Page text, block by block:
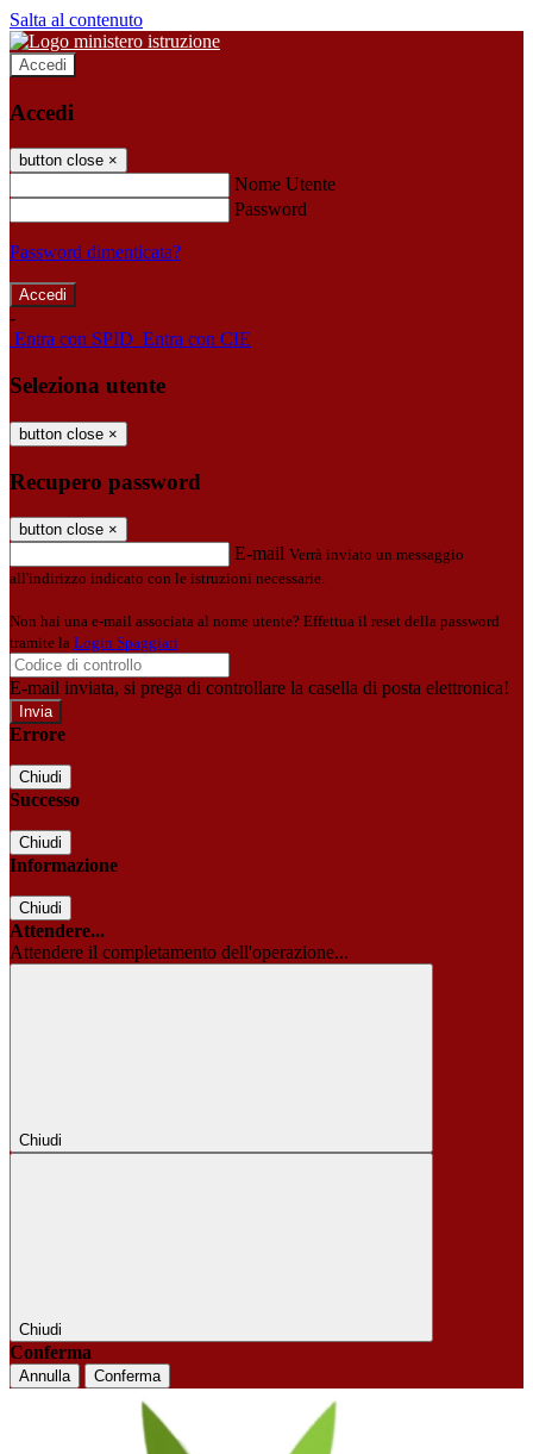
Salta al contenuto
Accedi
Accedi
button close ×
Nome Utente
Password
Password dimenticata?
-
Entra con SPID Entra con CIE
Seleziona utente
button close ×
Recupero password
button close ×
E-mail Verrà inviato un messaggio
all'indirizzo indicato con le istruzioni necessarie.
Non hai una e-mail associata al nome utente? Effettua il reset della password
tramite la Login Spaggiari
E-mail inviata, si prega di controllare la casella di posta elettronica!
Errore
Chiudi
Successo
Chiudi
Informazione
Chiudi
Attendere...
Attendere il completamento dell'operazione...
Chiudi
Chiudi
Conferma
Annulla Conferma